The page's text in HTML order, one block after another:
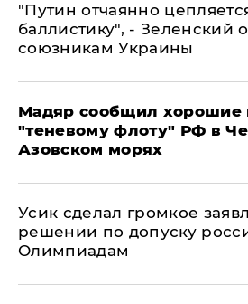
"Путин отчаянно
баллистику", - Зеленский
союзникам Украины
Мадяр сообщил хорошие
"теневому флоту" РФ в
Азовском морях
Усик сделал громкое
решении по допуску
Олимпиадам